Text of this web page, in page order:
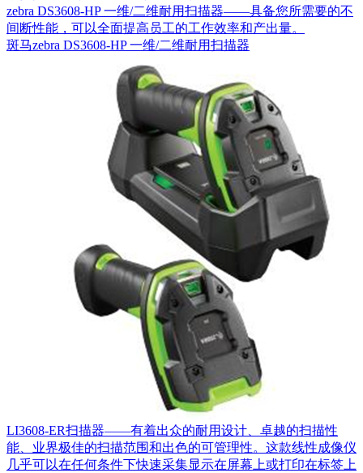
zebra DS3608-HP 一维/二维耐用扫描器——具备您所需要的不
间断性能，可以全面提高员工的工作效率和产出量。
斑马zebra DS3608-HP 一维/二维耐用扫描器
LI3608-ER扫描器——有着出众的耐用设计、卓越的扫描性
能、业界极佳的扫描范围和出色的可管理性。这款线性成像仪
几乎可以在任何条件下快速采集显示在屏幕上或打印在标签上